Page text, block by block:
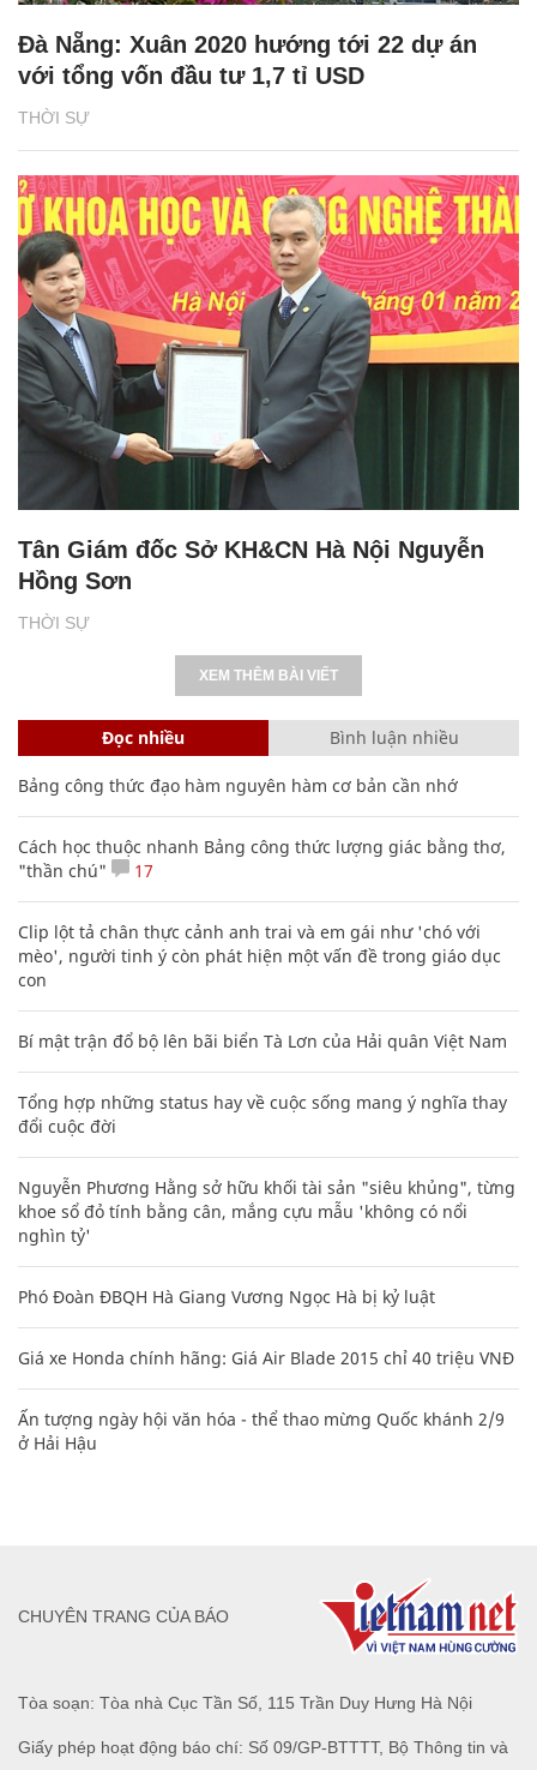
THỜI SỰ
Đà Nẵng: Xuân 2020 hướng tới 22 dự án
với tổng vốn đầu tư 1,7 tỉ USD
THỜI SỰ
Tân Giám đốc Sở KH&CN Hà Nội Nguyễn
Hồng Sơn
XEM THÊM BÀI VIẾT
Đọc nhiều Bình luận nhiều
Bảng công thức đạo hàm nguyên hàm cơ bản cần nhớ
Cách học thuộc nhanh Bảng công thức lượng giác bằng thơ,
"thần chú"
17
Clip lột tả chân thực cảnh anh trai và em gái như 'chó với
mèo', người tinh ý còn phát hiện một vấn đề trong giáo dục
con
Bí mật trận đổ bộ lên bãi biển Tà Lơn của Hải quân Việt Nam
Tổng hợp những status hay về cuộc sống mang ý nghĩa thay
đổi cuộc đời
Nguyễn Phương Hằng sở hữu khối tài sản "siêu khủng", từng
khoe sổ đỏ tính bằng cân, mắng cựu mẫu 'không có nổi
nghìn tỷ'
Phó Đoàn ĐBQH Hà Giang Vương Ngọc Hà bị kỷ luật
Giá xe Honda chính hãng: Giá Air Blade 2015 chỉ 40 triệu VNĐ
Ấn tượng ngày hội văn hóa - thể thao mừng Quốc khánh 2/9
ở Hải Hậu
Tòa soạn: Tòa nhà Cục Tần Số, 115 Trần Duy Hưng Hà Nội
Giấy phép hoạt động báo chí: Số 09/GP-BTTTT, Bộ Thông tin và
CHUYÊN TRANG CỦA BÁO